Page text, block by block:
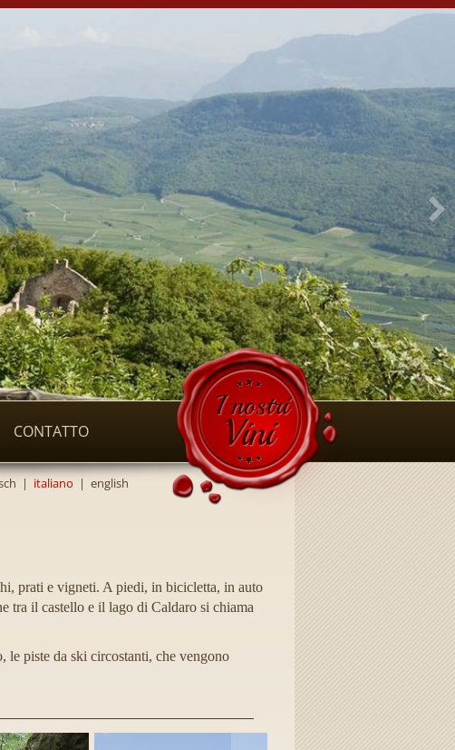
CONTATTO
| italiano | english
prati e vigneti. A piedi, in bicicletta, in auto
tra il castello e il lago di Caldaro si chiama
piste da ski circostanti, che vengono